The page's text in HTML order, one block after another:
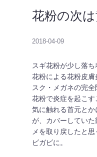
花粉の次
2018-04-09
スギ花粉が少し落
花粉による花粉皮
スク・メガネの完
花粉で炎症を起こ
気に触れる首元と
が、カバーしてい
メを取り戻したと
ビガビに。